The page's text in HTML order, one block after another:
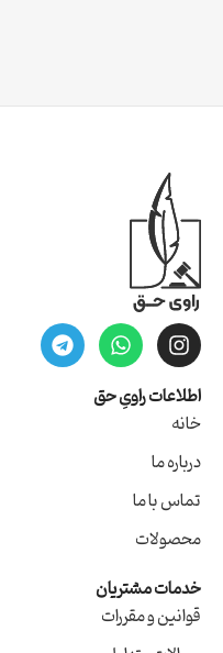
اطلاعات راویِ حق
خانه
درباره ما
تماس با ما
محصولات
خدمات مشتریان
قوانین و مقررات